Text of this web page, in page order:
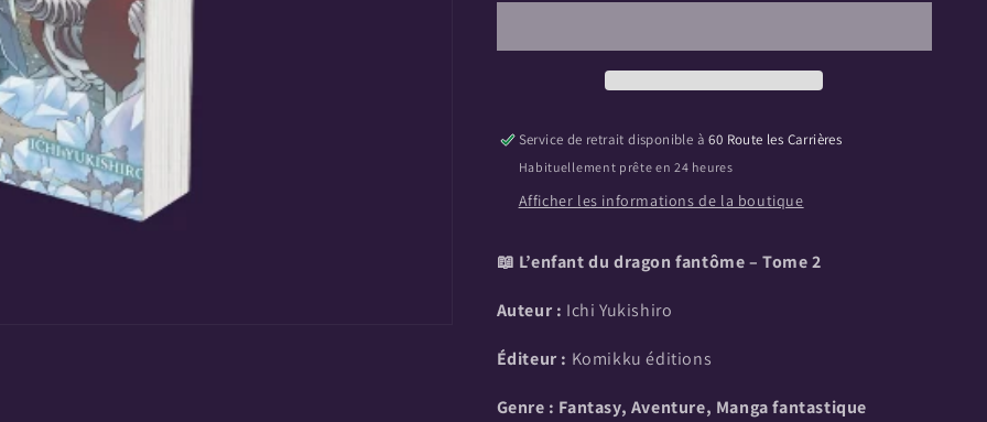
fantôme
fantôme
Service de retrait disponible à60 Route les Carrières
Habituellement prête en 24 heures
Afficher les informations de la boutique
📖 L’enfant du dragon fantôme – Tome 2
Auteur : Ichi Yukishiro
Éditeur : Komikku éditions
Genre : Fantasy, Aventure, Manga fantastique